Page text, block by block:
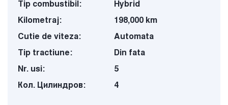
Tip combustibil:
Hybrid
Kilometraj:
198,000 km
Cutie de viteza:
Automata
Tip tractiune:
Din fata
Nr. usi:
5
Кол. Цилиндров:
4